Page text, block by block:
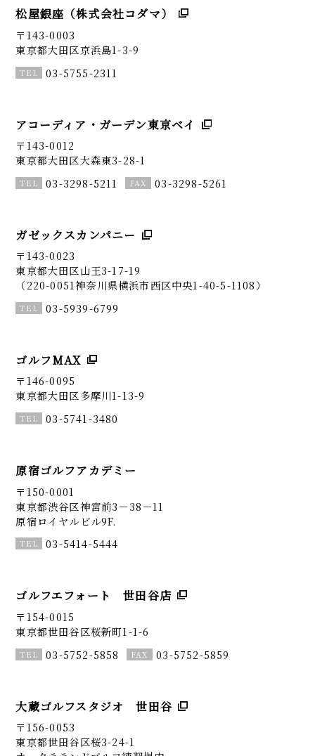
松屋銀座（株式会社コダマ）
〒143-0003
東京都大田区京浜島1-3-9
03-5755-2311
アコーディア・ガーデン東京ベイ
〒143-0012
東京都大田区大森東3-28-1
03-3298-5211
03-3298-5261
ガゼックスカンパニー
〒143-0023
東京都大田区山王3-17-19
（220-0051神奈川県横浜市西区中央1-40-5-1108）
03-5939-6799
ゴルフMAX
〒146-0095
東京都大田区多摩川1-13-9
03-5741-3480
原宿ゴルフアカデミー
〒150-0001
東京都渋谷区神宮前3－38－11
原宿ロイヤルビル9F.
03-5414-5444
ゴルフエフォート 世田谷店
〒154-0015
東京都世田谷区桜新町1-1-6
03-5752-5858
03-5752-5859
大蔵ゴルフスタジオ 世田谷
〒156-0053
東京都世田谷区桜3-24-1